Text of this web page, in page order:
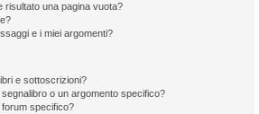
risultato una pagina vuota?
e i miei argomenti?
e sottoscrizioni?
o un argomento specifico?
specifico?